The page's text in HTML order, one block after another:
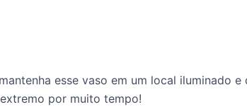
esse vaso em um local iluminado
por muito tempo!